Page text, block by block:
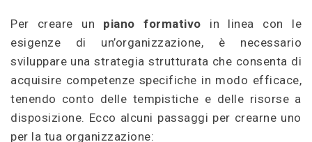
Per creare un piano formativo in linea con le
esigenze di un’organizzazione, è necessario
sviluppare una strategia strutturata che consenta di
acquisire competenze specifiche in modo efficace,
tenendo conto delle tempistiche e delle risorse a
disposizione. Ecco alcuni passaggi per crearne uno
per la tua organizzazione: